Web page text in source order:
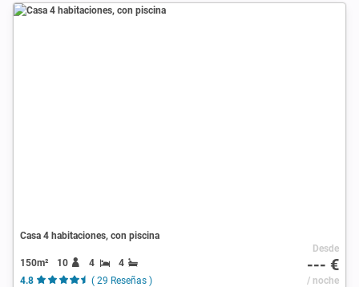
Casa 4 habitaciones, con piscina
150m² 10 4
4
4.8
( 29 Reseñas )
Desde
--- €
/ noche